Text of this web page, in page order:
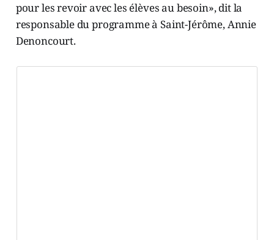
pour les revoir avec les élèves au besoin», dit la
responsable du programme à Saint-Jérôme, Annie
Denoncourt.